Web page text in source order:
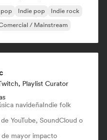
Indie pop
Indie rock
/ Mainstream
Playlist Curator
navideñaIndie folk
YouTube, SoundCloud o
de mayor impacto